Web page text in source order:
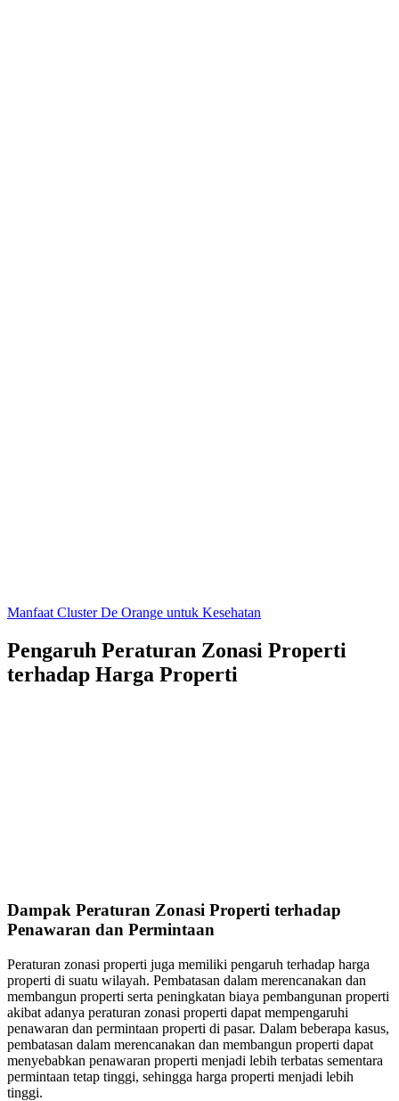
Manfaat Cluster De Orange untuk Kesehatan
Pengaruh Peraturan Zonasi Properti
terhadap Harga Properti
Dampak Peraturan Zonasi Properti terhadap
Penawaran dan Permintaan
Peraturan zonasi properti juga memiliki pengaruh terhadap harga
properti di suatu wilayah. Pembatasan dalam merencanakan dan
membangun properti serta peningkatan biaya pembangunan properti
akibat adanya peraturan zonasi properti dapat mempengaruhi
penawaran dan permintaan properti di pasar. Dalam beberapa kasus,
pembatasan dalam merencanakan dan membangun properti dapat
menyebabkan penawaran properti menjadi lebih terbatas sementara
permintaan tetap tinggi, sehingga harga properti menjadi lebih
tinggi.